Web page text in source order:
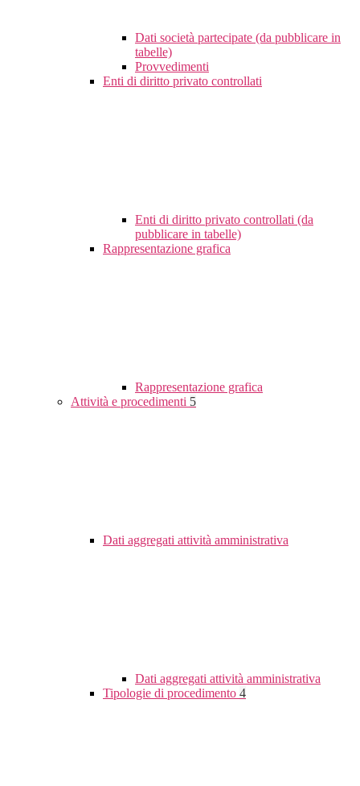
Dati società partecipate (da pubblicare in
tabelle)
Provvedimenti
Enti di diritto privato controllati
Enti di diritto privato controllati (da
pubblicare in tabelle)
Rappresentazione grafica
Rappresentazione grafica
Attività e procedimenti 5
Dati aggregati attività amministrativa
Dati aggregati attività amministrativa
Tipologie di procedimento 4